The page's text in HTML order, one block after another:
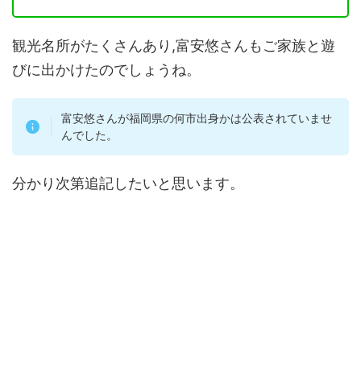
観光名所がたくさんあり,富安悠さんもご家族と遊
びに出かけたのでしょうね。
富安悠さんが福岡県の何市出身かは公表されていませ
んでした。
分かり次第追記したいと思います。